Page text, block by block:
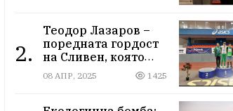
2.
Теодор Лазаров –
поредната гордост
на Сливен, която
лети към бъдещето
08 АПР, 2025 1425